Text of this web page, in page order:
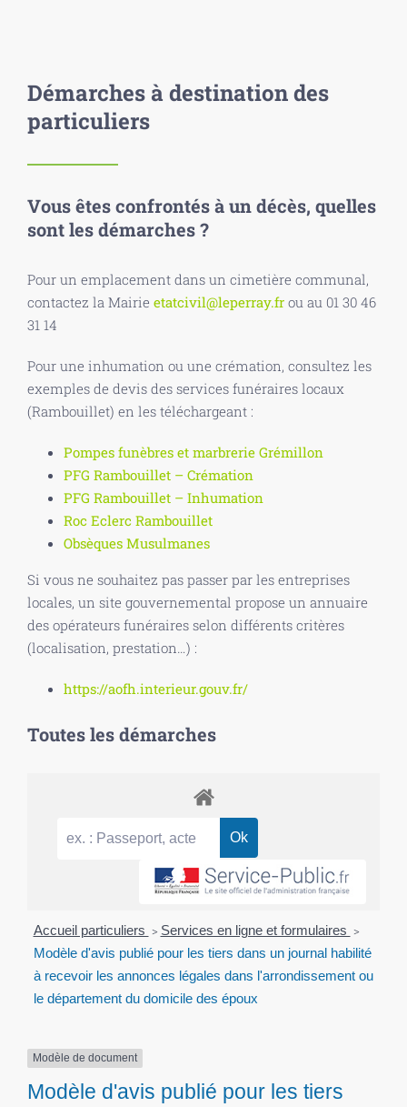
Démarches à destination des
particuliers
Vous êtes confrontés à un décès, quelles
sont les démarches ?
Pour un emplacement dans un cimetière communal,
contactez la Mairie etatcivil@leperray.fr ou au 01 30 46
31 14
Pour une inhumation ou une crémation, consultez les
exemples de devis des services funéraires locaux
(Rambouillet) en les téléchargeant :
Pompes funèbres et marbrerie Grémillon
PFG Rambouillet – Crémation
PFG Rambouillet – Inhumation
Roc Eclerc Rambouillet
Obsèques Musulmanes
Si vous ne souhaitez pas passer par les entreprises
locales, un site gouvernemental propose un annuaire
des opérateurs funéraires selon différents critères
(localisation, prestation…) :
https://aofh.interieur.gouv.fr/
Toutes les démarches
Accueil particuliers > Services en ligne et formulaires >
Modèle d'avis publié pour les tiers dans un journal habilité
à recevoir les annonces légales dans l'arrondissement ou
le département du domicile des époux
Modèle de document
Modèle d'avis publié pour les tiers